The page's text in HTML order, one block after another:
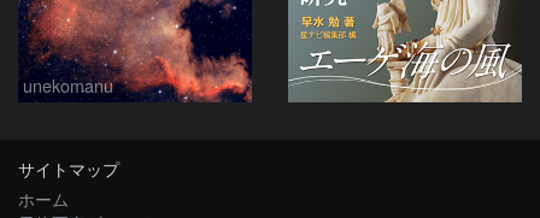
unekomanu
サイトマップ
ホーム